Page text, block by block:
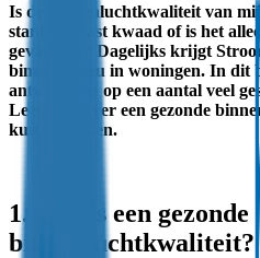
Is de binnenluchtkwaliteit van
stankoverlast kwaad of is het
gevaarlijk? Dagelijks krijgt
binnenmilieu in woningen. In dit
antwoorden op een aantal veel
Lees alles over een gezonde
kunt bereiken.
1. Wat is een gezonde
binnenluchtkwaliteit?